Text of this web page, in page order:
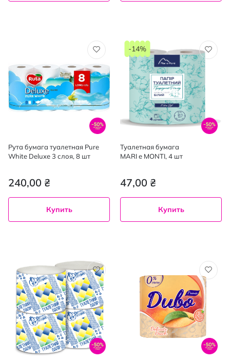
Рута бумага туалетная Pure
White Deluxe 3 слоя, 8 шт
240,00 ₴
Купить
Туалетная бумага
MARI e MONTI, 4 шт
47,00 ₴
-14%
Купить